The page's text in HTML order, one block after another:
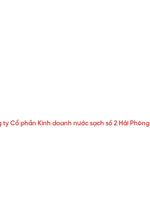
Cổ phần Kinh doanh nước sạch số 2 Hải Phòng